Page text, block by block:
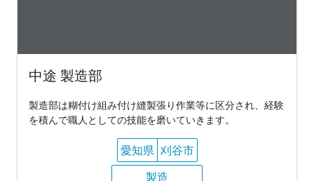
中途 製造部
製造部は糊付け組み付け縫製張り作業等に区分され、経験
を積んで職人としての技能を磨いていきます。
愛知県 刈谷市
製造